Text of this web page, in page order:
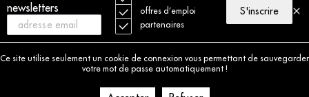
newsletters
offres d’emploi
partenaires
S'inscrire
Ce site utilise seulement un cookie de connexion vous permettant de sauvegarder
votre mot de passe automatiquement !
© 2021 La Lettre du Musicien. Tous droits réservés
Charte déontologique